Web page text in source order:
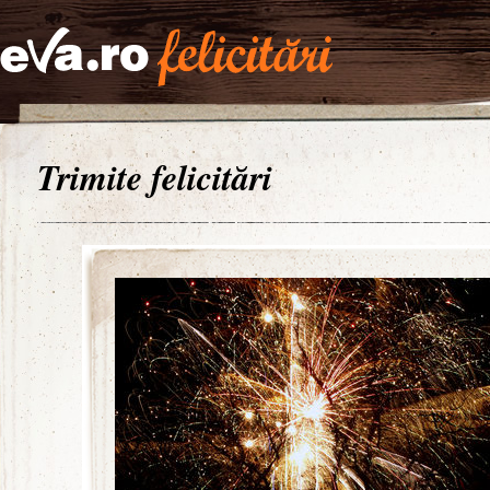
Trimite felicitări